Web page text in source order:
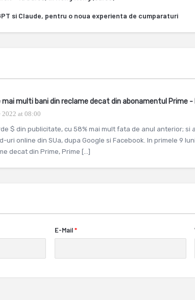
si Claude, pentru o noua experienta de cumparaturi
multi bani din reclame decat din abonamentul Prime -
2022 at 08:00
$ din publicitate, cu 58% mai mult fata de anul anterior; si
uri online din SUa, dupa Google si Facebook. In primele 9
decat din Prime, Prime […]
E-Mail *